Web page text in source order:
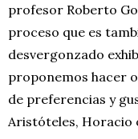
profesor Roberto
proceso que es
desvergonzado
proponemos hacer
de preferencias y
Aristóteles, Horacio